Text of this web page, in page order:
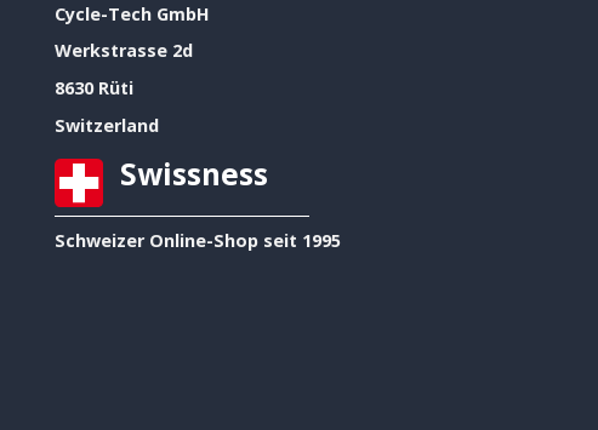
Cycle-Tech GmbH
Werkstrasse 2d
8630 Rüti
Switzerland
Swissness
Schweizer Online-Shop seit 1995